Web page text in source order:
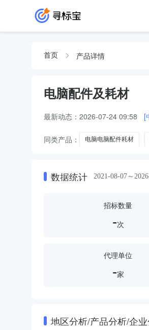
首页 产品详情
电脑配件及耗材
最新动态： 2026-07-24 09:58 [
同类产品： 电脑电脑配件耗材
数据统计 2021-08-07～
招标数量
-次
代理单位
-家
地区分析/产品分析/企